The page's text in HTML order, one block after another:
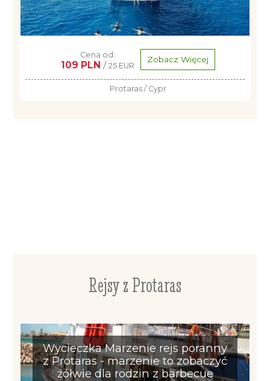
Cena od:
109 PLN / 25 EUR
Zobacz Więcej
Protaras / Cypr
Rejsy z Protaras
Wycieczka Marzenie rejs poranny
z Protaras - marzenie to zobaczyć
żółwie dla rodzin z barbecue